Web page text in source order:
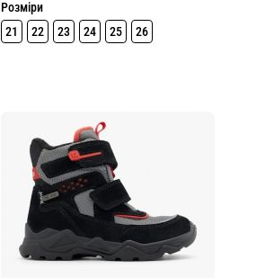
Розміри
21
22 23 24 25 26